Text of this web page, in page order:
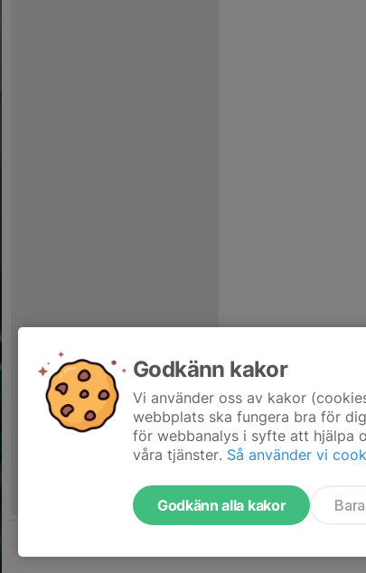
Godkänn kakor
Vi använder oss av kakor
webbplats ska fungera bra för
för webbanalys i syfte att hjälpa
våra tjänster. Så använder vi
Godkänn alla kakor